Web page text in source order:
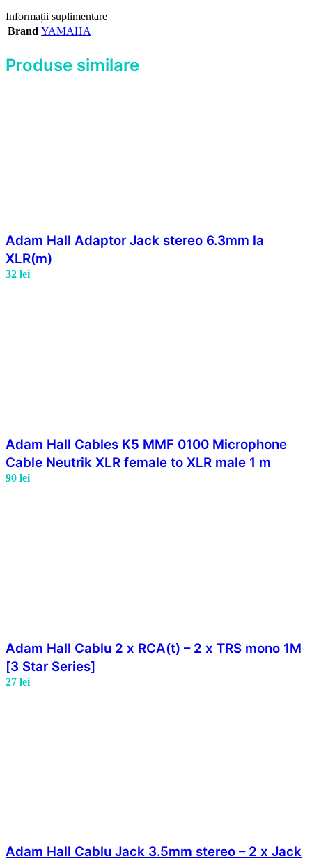
Informații suplimentare
Brand YAMAHA
Produse similare
Adam Hall Adaptor Jack stereo 6.3mm la
XLR(m)
32 lei
Adam Hall Cables K5 MMF 0100 Microphone
Cable Neutrik XLR female to XLR male 1 m
90 lei
Adam Hall Cablu 2 x RCA(t) – 2 x TRS mono 1M
[3 Star Series]
27 lei
Adam Hall Cablu Jack 3.5mm stereo – 2 x Jack